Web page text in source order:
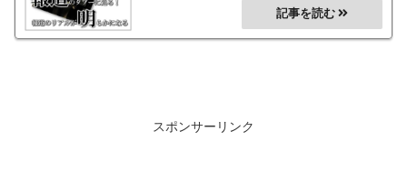
スポンサーリンク